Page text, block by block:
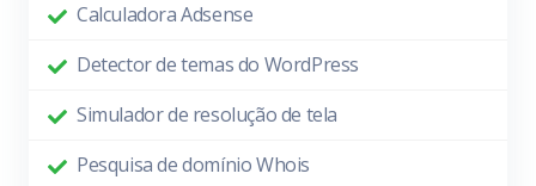
Calculadora Adsense
Detector de temas do WordPress
Simulador de resolução de tela
Pesquisa de domínio Whois